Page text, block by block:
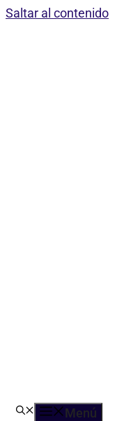
Saltar al contenido
Menú